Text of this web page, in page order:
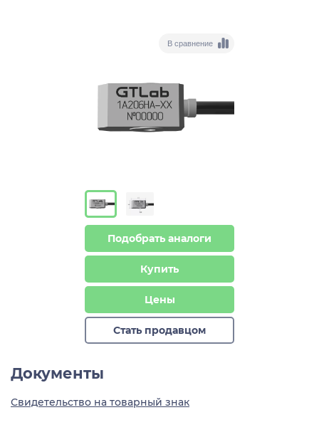
В сравнение
Подобрать аналоги
Купить
Цены
Стать продавцом
Документы
Свидетельство на товарный знак